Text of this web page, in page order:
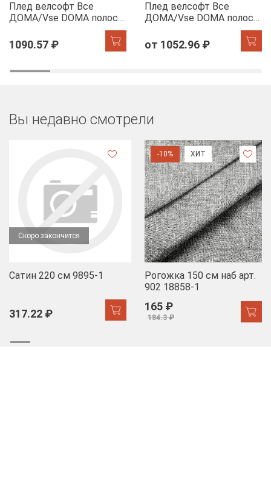
Плед велсофт Все
ДOMA/Vse DOMA полоса
1 см., цвет молочный,
ролик
1090.57 ₽
Плед велсофт Все
ДOMA/Vse DOMA полоса
1 см., цвет шиншилла,
ролик
от 1052.96 ₽
Вы недавно смотрели
Скоро закончится
Сатин 220 см 9895-1
317.22 ₽
-10% ХИТ
Рогожка 150 см наб арт.
902 18858-1
165 ₽
184.3 ₽